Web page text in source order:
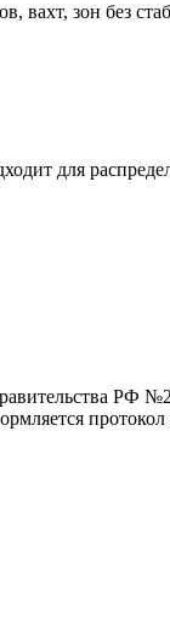
вахт, зон без
для
РФ